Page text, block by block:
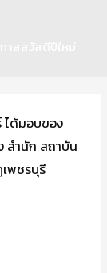
ได้มอบของ
สำนัก สถาบัน
พชรบุรี